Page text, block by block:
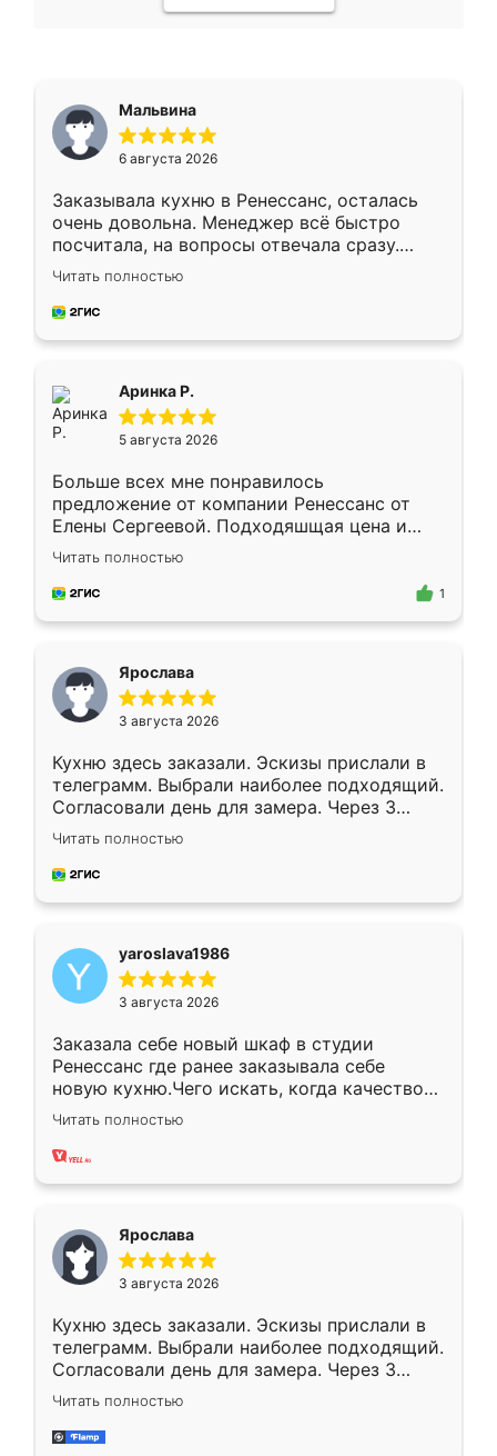
Мальвина
6 августа 2026
Заказывала кухню в Ренессанс, осталась
очень довольна. Менеджер всё быстро
посчитала, на вопросы отвечала сразу.
Замерщик приехал в субботу, подошёл к
делу со всей ответственностью. Собрали
за день, ребята работали аккуратно, даже
Читать полностью
Аринка Р.
5 августа 2026
Больше всех мне понравилось
предложение от компании Ренессанс от
Елены Сергеевой. Подходяшщая цена и
короткие сроки изготовления. Приехавший
для замера сотрудник Владислав
предложил по моему эскизу самый
Читать полностью
1
Ярослава
3 августа 2026
Кухню здесь заказали. Эскизы прислали в
телеграмм. Выбрали наиболее подходящий.
Согласовали день для замера. Через 3
недели кухня была уже готова. Остались
довольны работой. Спасибо Ренессанс
мебель за качественную работу!
Читать полностью
yaroslava1986
3 августа 2026
Заказала себе новый шкаф в студии
Ренессанс где ранее заказывала себе
новую кухню.Чего искать, когда качеством
вполне довольна. Служит кухня уже почти
два года, нареканий нет.
Читать полностью
Ярослава
3 августа 2026
Кухню здесь заказали. Эскизы прислали в
телеграмм. Выбрали наиболее подходящий.
Согласовали день для замера. Через 3
недели кухня была уже готова. Остались
довольны работой. Спасибо Ренессанс
мебель за качественную работу!
Читать полностью